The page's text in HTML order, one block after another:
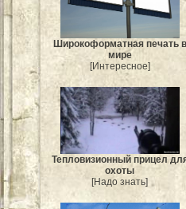
Широкоформатная печать в
мире
[Интересное]
Тепловизионный прицел
охоты
[Надо знать]